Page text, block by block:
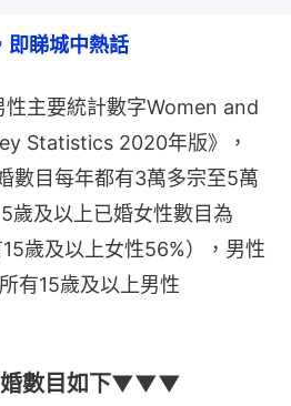
即睇城中熱話
主要統計數字Women and
Statistics 2020年版》，
數目每年都有3萬多宗至5萬
歲及以上已婚女性數目為
歲及以上女性56%），男性
有15歲及以上男性
婚數目如下▼▼▼